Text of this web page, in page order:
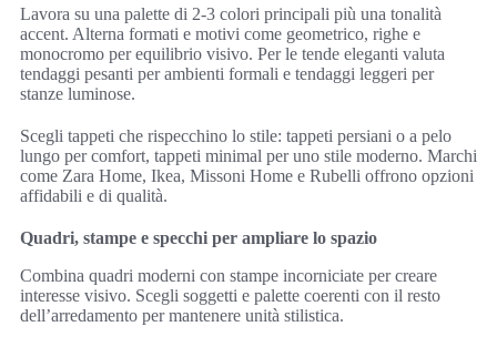
Lavora su una palette di 2-3 colori principali più una tonalità
accent. Alterna formati e motivi come geometrico, righe e
monocromo per equilibrio visivo. Per le tende eleganti valuta
tendaggi pesanti per ambienti formali e tendaggi leggeri per
stanze luminose.
Scegli tappeti che rispecchino lo stile: tappeti persiani o a pelo
lungo per comfort, tappeti minimal per uno stile moderno. Marchi
come Zara Home, Ikea, Missoni Home e Rubelli offrono opzioni
affidabili e di qualità.
Quadri, stampe e specchi per ampliare lo spazio
Combina quadri moderni con stampe incorniciate per creare
interesse visivo. Scegli soggetti e palette coerenti con il resto
dell’arredamento per mantenere unità stilistica.